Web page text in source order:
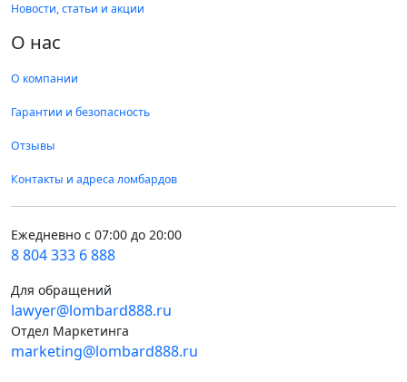
Новости, статьи и акции
О нас
О компании
Гарантии и безопасность
Отзывы
Контакты и адреса ломбардов
Ежедневно с 07:00 до 20:00
8 804 333 6 888
Для обращений
lawyer@lombard888.ru
Отдел Маркетинга
marketing@lombard888.ru